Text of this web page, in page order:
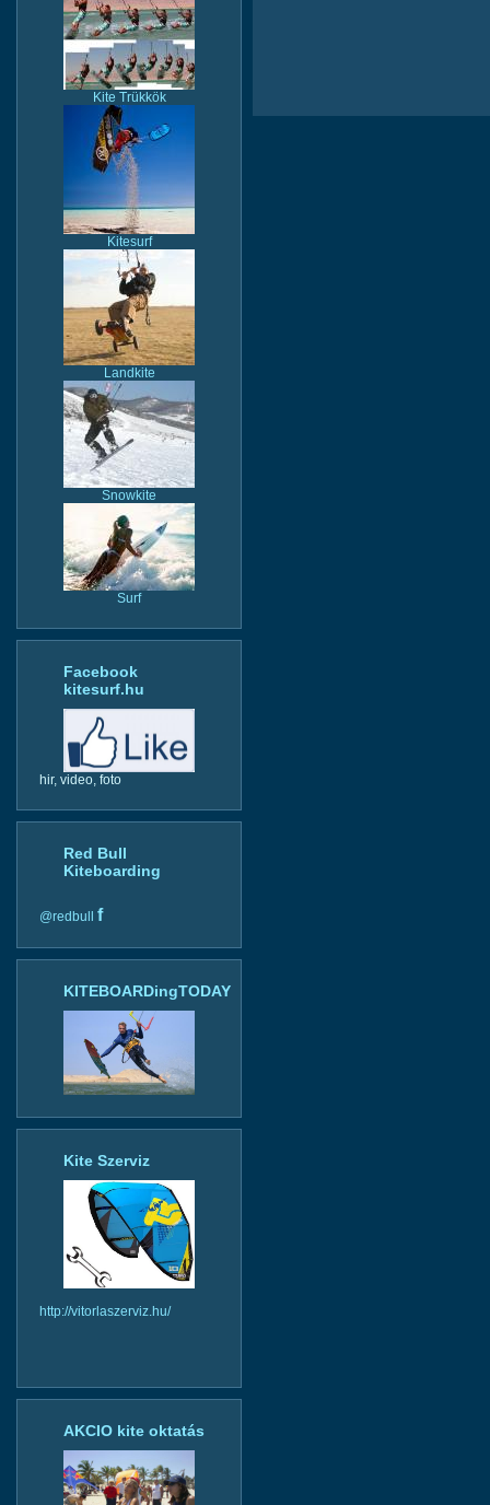
Kite Trükkök
Kitesurf
Landkite
Snowkite
Surf
Facebook
kitesurf.hu
hir, video, foto
Red Bull
Kiteboarding
@redbull f
KITEBOARDingTODAY
Kite Szerviz
http://vitorlaszerviz.hu/
AKCIO kite oktatás